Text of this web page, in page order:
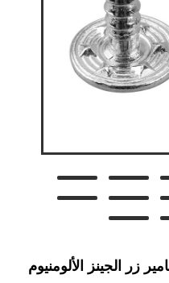
زر الجينز الألومنيوم